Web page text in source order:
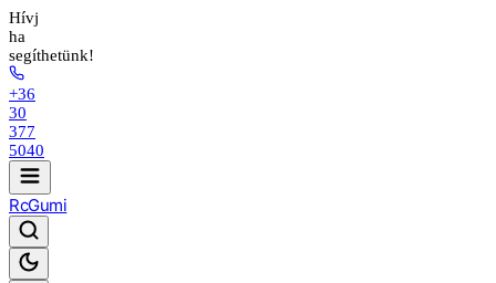
Hívj
ha
segíthetünk!
+36
30
377
5040
RcGumi